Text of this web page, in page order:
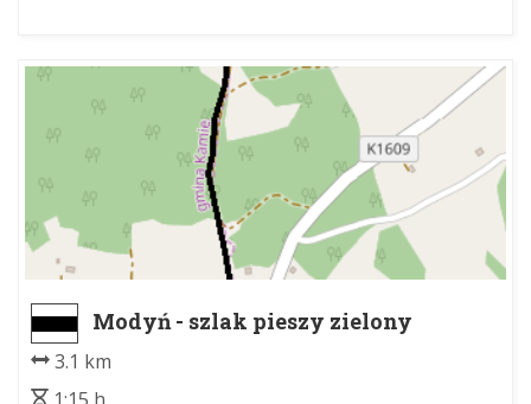
Modyń - szlak pieszy zielony
3.1 km
1:15 h